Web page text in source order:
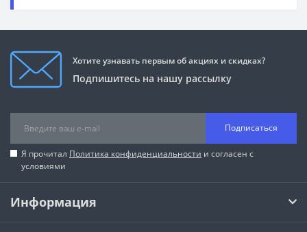
Хотите узнавать первым об акциях и скидках?
Подпишитесь на нашу рассылку
Подписаться
Я прочитал Политика конфиденциальности и согласен с
условиями
Информация